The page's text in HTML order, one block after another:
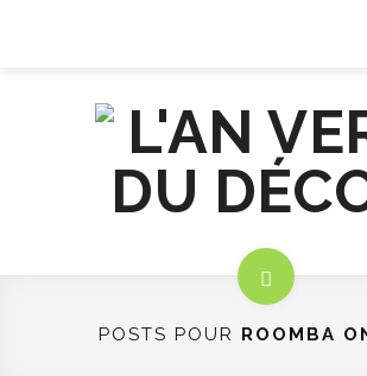
POSTS POUR ROOMBA